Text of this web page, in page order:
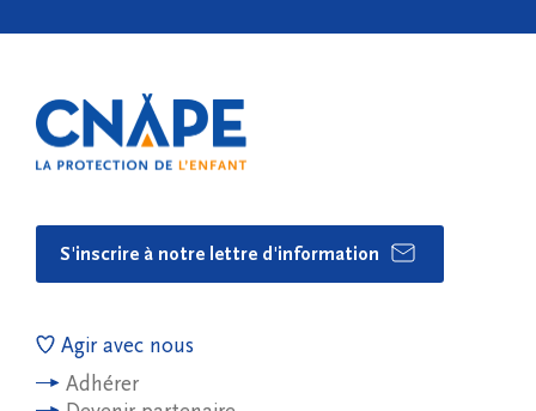
S'inscrire à notre lettre d'information
Agir avec nous
Adhérer